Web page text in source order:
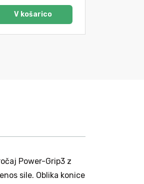
V košarico
Power-Grip3 z
sile. Oblika konice